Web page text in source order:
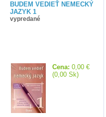
BUDEM VEDIEŤ NEMECKÝ
JAZYK 1
vypredané
Cena: 0,00 €
(0,00 Sk)